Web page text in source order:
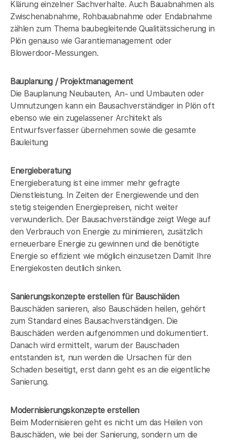
Klärung einzelner Sachverhalte. Auch Bauabnahmen als
Zwischenabnahme, Rohbauabnahme oder Endabnahme
zählen zum Thema baubegleitende Qualitätssicherung in
Plön genauso wie Garantiemanagement oder
Blowerdoor-Messungen.
Bauplanung / Projektmanagement
Die Bauplanung Neubauten, An- und Umbauten oder
Umnutzungen kann ein Bausachverständiger in Plön oft
ebenso wie ein zugelassener Architekt als
Entwurfsverfasser übernehmen sowie die gesamte
Bauleitung
Energieberatung
Energieberatung ist eine immer mehr gefragte
Dienstleistung. In Zeiten der Energiewende und den
stetig steigenden Energiepreisen, nicht weiter
verwunderlich. Der Bausachverständige zeigt Wege auf
den Verbrauch von Energie zu minimieren, zusätzlich
erneuerbare Energie zu gewinnen und die benötigte
Energie so effizient wie möglich einzusetzen Damit Ihre
Energiekosten deutlich sinken.
Sanierungskonzepte erstellen für Bauschäden
Bauschäden sanieren, also Bauschäden heilen, gehört
zum Standard eines Bausachverständigen. Die
Bauschäden werden aufgenommen und dokumentiert.
Danach wird ermittelt, warum der Bauschaden
entstanden ist, nun werden die Ursachen für den
Schaden beseitigt, erst dann geht es an die eigentliche
Sanierung.
Modernisierungskonzepte erstellen
Beim Modernisieren geht es nicht um das Heilen von
Bauschäden, wie bei der Sanierung, sondern um die